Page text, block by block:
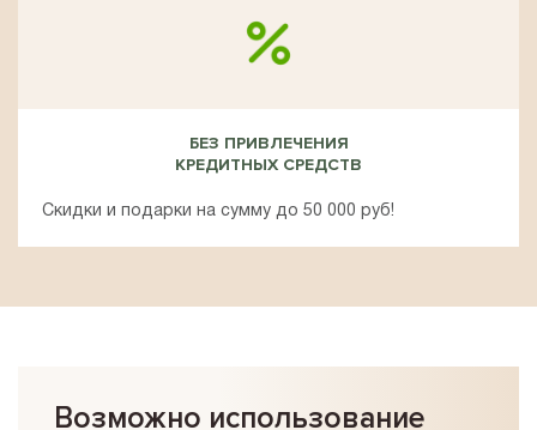
БЕЗ ПРИВЛЕЧЕНИЯ
КРЕДИТНЫХ СРЕДСТВ
Скидки и подарки на сумму до 50 000 руб!
Возможно использование